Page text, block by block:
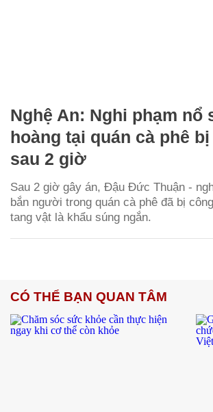
Nghệ An: Nghi phạm nổ
hoàng tại quán cà phê
sau 2 giờ
Sau 2 giờ gây án, Đậu Đức Thuận -
bắn người trong quán cà phê đã bị
tang vật là khẩu súng ngắn.
CÓ THỂ BẠN QUAN TÂM